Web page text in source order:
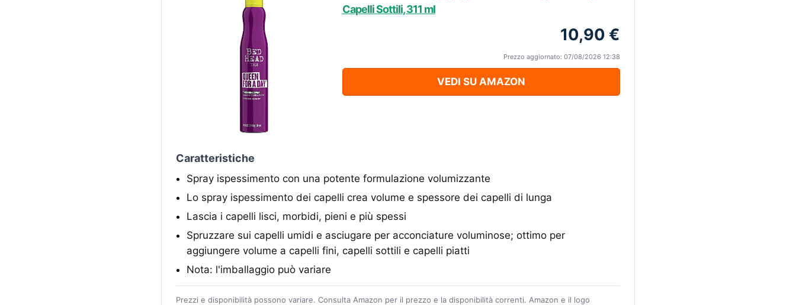
Capelli Sottili, 311 ml
10,90 €
Prezzo aggiornato: 07/08/2026 12:38
VEDI SU AMAZON
Caratteristiche
Spray ispessimento con una potente formulazione volumizzante
Lo spray ispessimento dei capelli crea volume e spessore dei capelli di lunga
Lascia i capelli lisci, morbidi, pieni e più spessi
Spruzzare sui capelli umidi e asciugare per acconciature voluminose; ottimo per
aggiungere volume a capelli fini, capelli sottili e capelli piatti
Nota: l'imballaggio può variare
Prezzi e disponibilità possono variare. Consulta Amazon per il prezzo e la disponibilità correnti. Amazon e il logo